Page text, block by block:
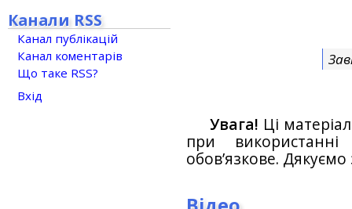
Увага! Ці
при
обов’язкове.
Канали RSS
Канал публікацій
Канал коментарів
Що таке RSS?
Вхід